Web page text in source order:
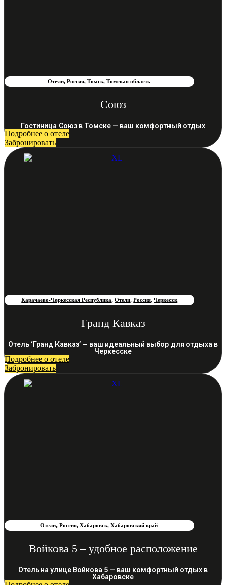
Отели,Россия,Томск,Томская область
Союз
Гостиница Союз в Томске — ваш комфортный отдых
Подробнее о отеле
Забронировать
Карачаево-Черкесская Республика,Отели,Россия,Черкесск
Гранд Кавказ
Отель ‘Гранд Кавказ’ — ваш идеальный выбор для отдыха в
Черкесске
Подробнее о отеле
Забронировать
Отели,Россия,Хабаровск,Хабаровский край
Войкова 5 – удобное расположение
Отель на улице Войкова 5 — ваш комфортный отдых в
Хабаровске